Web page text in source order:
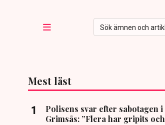
Mest läst
Polisens svar efter sabotagen i
Grimsås: ”Flera har gripits och